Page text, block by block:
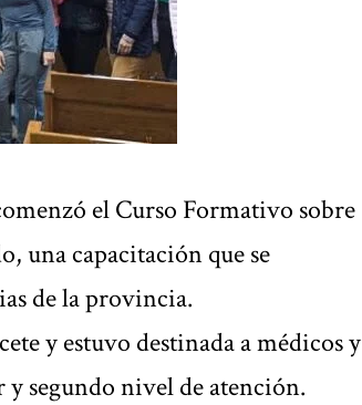
el Curso Formativo sobre
una capacitación que se
de la provincia.
y estuvo destinada a médicos y
segundo nivel de atención.